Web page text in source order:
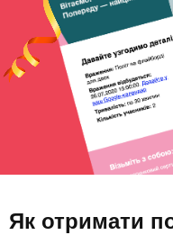
Як отримати